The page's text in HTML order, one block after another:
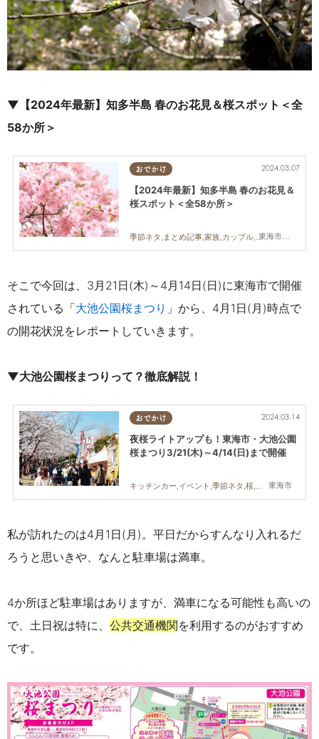
▼【2024年最新】知多半島 春のお花見＆桜スポット＜全
58か所＞
おでかけ
東海市,大府市,知多市,東浦町,阿久比町,半田市,常滑市,武豊町,美浜町,南知多町
2024.03.07
【2024年最新】知多半島 春のお花見＆
桜スポット＜全58か所＞
季節ネタ,まとめ記事,家族,カップル,友人,桜,花見
そこで今回は、3月21日(木)～4月14日(日)に東海市で開催
されている 「大池公園桜まつり 」から、4月1日(月)時点で
の開花状況をレポートしていきます。
▼大池公園桜まつりって？徹底解説！
おでかけ
東海市
2024.03.14
夜桜ライトアップも！東海市・大池公園
桜まつり3/21(木)～4/14(日)まで開催
私が訪れたのは4月1日(月)。平日だからすんなり入れるだ
ろうと思いきや、なんと駐車場は満車。
4か所ほど駐車場はありますが、満車になる可能性も高いの
で、土日祝は特に、 公共交通機関を利用するのがおすすめ
です。